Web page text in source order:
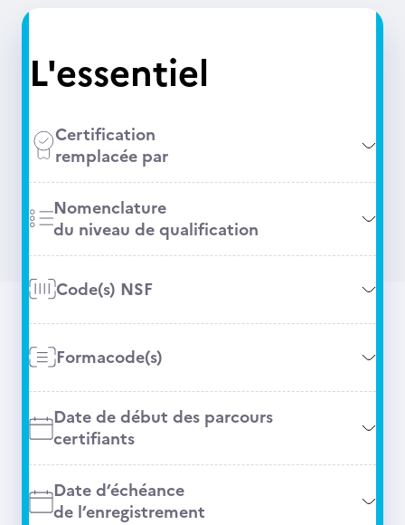
L'essentiel
Certification
remplacée par
Nomenclature
du niveau de qualification
Code(s) NSF
Formacode(s)
Date de début des parcours
certifiants
Date d’échéance
de l’enregistrement